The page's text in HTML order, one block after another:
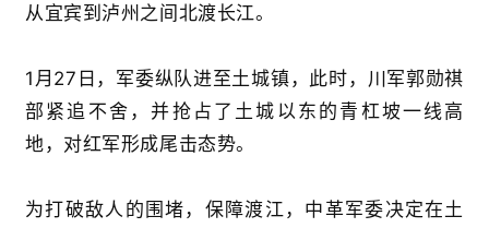
从宜宾到泸州之间北渡长江。
1月27日，军委纵队进至土城镇，此时，川军郭勋祺
部紧追不舍，并抢占了土城以东的青杠坡一线高
地，对红军形成尾击态势。
为打破敌人的围堵，保障渡江，中革军委决定在土